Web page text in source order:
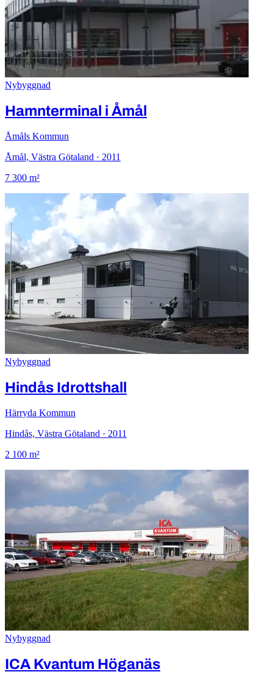
Nybyggnad
Hamnterminal i Åmål
Åmåls Kommun
Åmål, Västra Götaland · 2011
7 300 m²
Nybyggnad
Hindås Idrottshall
Härryda Kommun
Hindås, Västra Götaland · 2011
2 100 m²
Nybyggnad
ICA Kvantum Höganäs